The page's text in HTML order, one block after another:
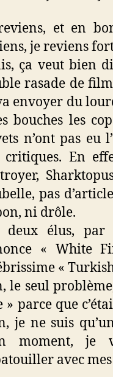
et en
je reviens
ça veut bien
rasade de
envoyer du
bouches les
n’ont pas eu
critiques. En
pas
ni drôle.
deux élus, par
« White
«
le seul
» parce que
je ne suis
moment, je
avec